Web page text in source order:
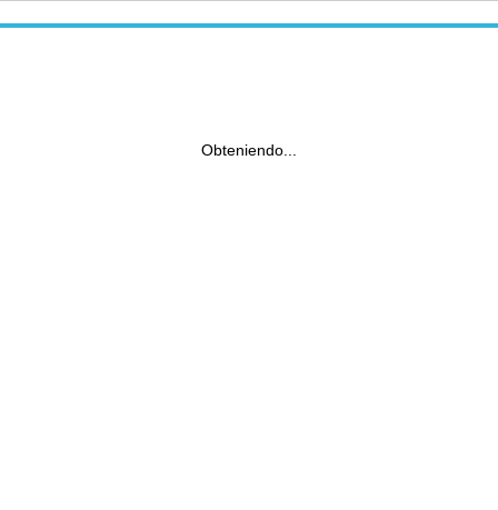
Obteniendo...